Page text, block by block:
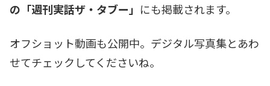
の「週刊実話ザ・タブー」 にも掲載されます。
オフショット動画も公開中。デジタル写真集とあわ
せてチェックしてくださいね。